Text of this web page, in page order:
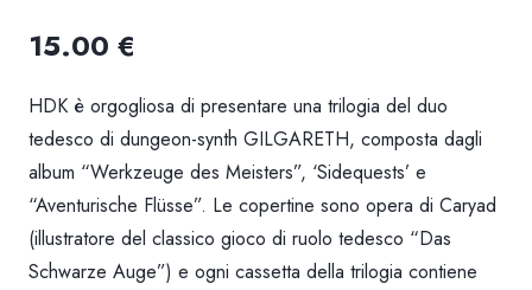
15.00 €
HDK è orgogliosa di presentare una trilogia del duo
tedesco di dungeon-synth GILGARETH, composta dagli
album “Werkzeuge des Meisters”, ‘Sidequests’ e
“Aventurische Flüsse”. Le copertine sono opera di Caryad
(illustratore del classico gioco di ruolo tedesco “Das
Schwarze Auge”) e ogni cassetta della trilogia contiene